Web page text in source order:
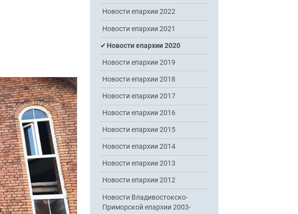
Новости епархии 2022
Новости епархии 2021
Новости епархии 2020
Новости епархии 2019
Новости епархии 2018
Новости епархии 2017
Новости епархии 2016
Новости епархии 2015
Новости епархии 2014
Новости епархии 2013
Новости епархии 2012
Новости Владивостокско-
Приморской епархии 2003-